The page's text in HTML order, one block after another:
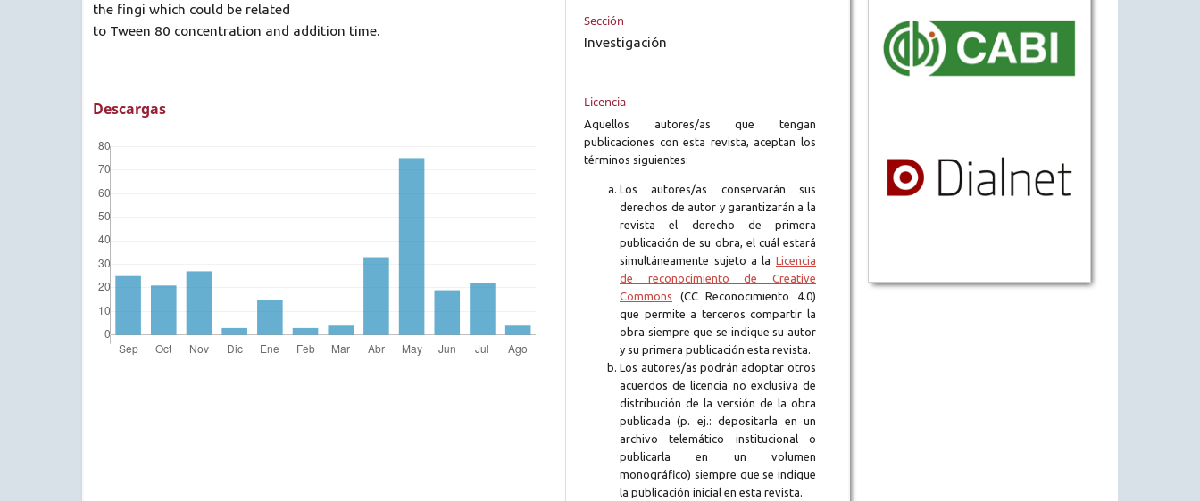
the fingi which could be related
to Tween 80 concentration and addition time.
Descargas
Sección
Investigación
Licencia
Aquellos autores/as que tengan
publicaciones con esta revista, aceptan los
términos siguientes:
Los autores/as conservarán sus
derechos de autor y garantizarán a la
revista el derecho de primera
publicación de su obra, el cuál estará
simultáneamente sujeto a la Licencia
de reconocimiento de Creative
Commons (CC Reconocimiento 4.0)
que permite a terceros compartir la
obra siempre que se indique su autor
y su primera publicación esta revista.
Los autores/as podrán adoptar otros
acuerdos de licencia no exclusiva de
distribución de la versión de la obra
publicada (p. ej.: depositarla en un
archivo telemático institucional o
publicarla en un volumen
monográfico) siempre que se indique
la publicación inicial en esta revista.